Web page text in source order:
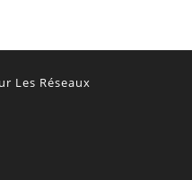
Les Réseaux